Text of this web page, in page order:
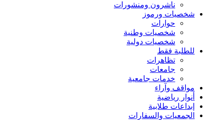
ناشرون ومنشورات
شخصيات ورموز
حوارات
شخصيات وطنية
شخصيات دولية
للطلبة فقط
تظاهرات
جامعات
خدمات جامعية
مواقف وآراء
أنوار رياضية
إبداعات طلابية
الجمعيات والسفارات